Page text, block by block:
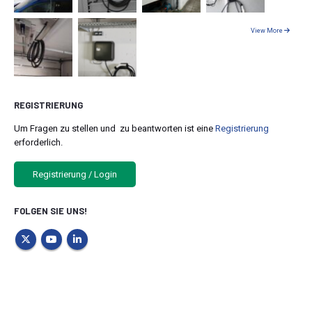
View More
REGISTRIERUNG
Um Fragen zu stellen und zu beantworten ist eine Registrierung
erforderlich.
Registrierung / Login
FOLGEN SIE UNS!